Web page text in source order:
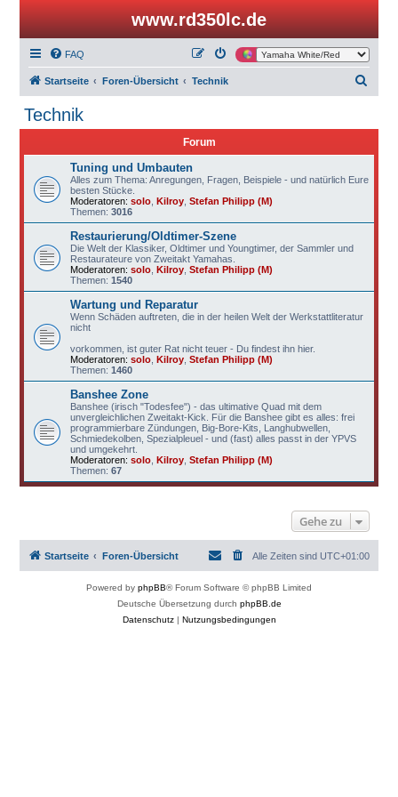
www.rd350lc.de
FAQ
Startseite Foren-Übersicht Technik
Technik
Forum
Tuning und Umbauten
Alles zum Thema: Anregungen, Fragen, Beispiele - und natürlich Eure
besten Stücke.
Moderatoren: solo, Kilroy, Stefan Philipp (M)
Themen: 3016
Restaurierung/Oldtimer-Szene
Die Welt der Klassiker, Oldtimer und Youngtimer, der Sammler und
Restaurateure von Zweitakt Yamahas.
Moderatoren: solo, Kilroy, Stefan Philipp (M)
Themen: 1540
Wartung und Reparatur
Wenn Schäden auftreten, die in der heilen Welt der Werkstattliteratur
nicht
vorkommen, ist guter Rat nicht teuer - Du findest ihn hier.
Moderatoren: solo, Kilroy, Stefan Philipp (M)
Themen: 1460
Banshee Zone
Banshee (irisch "Todesfee") - das ultimative Quad mit dem
unvergleichlichen Zweitakt-Kick. Für die Banshee gibt es alles: frei
programmierbare Zündungen, Big-Bore-Kits, Langhubwellen,
Schmiedekolben, Spezialpleuel - und (fast) alles passt in der YPVS
und umgekehrt.
Moderatoren: solo, Kilroy, Stefan Philipp (M)
Themen: 67
Gehe zu
Startseite Foren-Übersicht Alle Zeiten sind UTC+01:00
Powered by phpBB® Forum Software © phpBB Limited
Deutsche Übersetzung durch phpBB.de
Datenschutz| Nutzungsbedingungen